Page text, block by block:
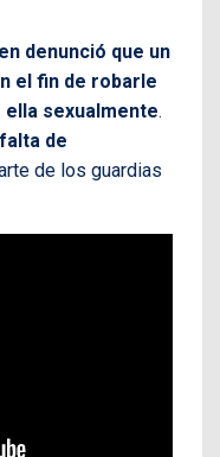
denunció que un
el fin de robarle
sexualmente.
falta de
de los guardias